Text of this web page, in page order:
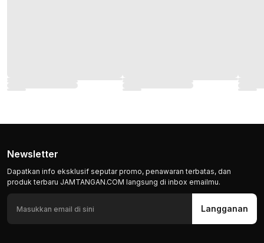
Newsletter
Dapatkan info eksklusif seputar promo, penawaran terbatas, dan
produk terbaru JAMTANGAN.COM langsung di inbox emailmu.
Langganan